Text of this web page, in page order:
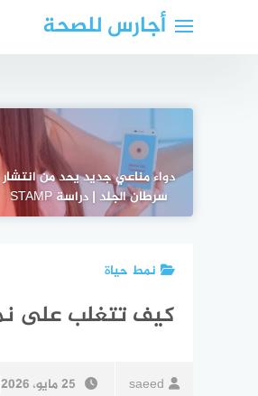
أجارس للصحة
دواء مناعي جديد يحد من انتشار
سرطان الجلد | دراسة STAMP
نمط حياة
كيف تتغلب على
saeed 25 مايو، 2026